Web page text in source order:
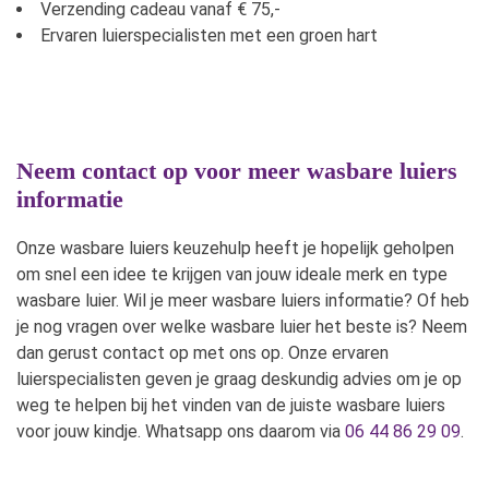
Verzending cadeau vanaf € 75,-
Ervaren luierspecialisten met een groen hart
Neem contact op voor meer wasbare luiers
informatie
Onze wasbare luiers keuzehulp heeft je hopelijk geholpen
om snel een idee te krijgen van jouw ideale merk en type
wasbare luier. Wil je meer wasbare luiers informatie? Of heb
je nog vragen over welke wasbare luier het beste is? Neem
dan gerust contact op met ons op. Onze ervaren
luierspecialisten geven je graag deskundig advies om je op
weg te helpen bij het vinden van de juiste wasbare luiers
voor jouw kindje. Whatsapp ons daarom via 06 44 86 29 09.